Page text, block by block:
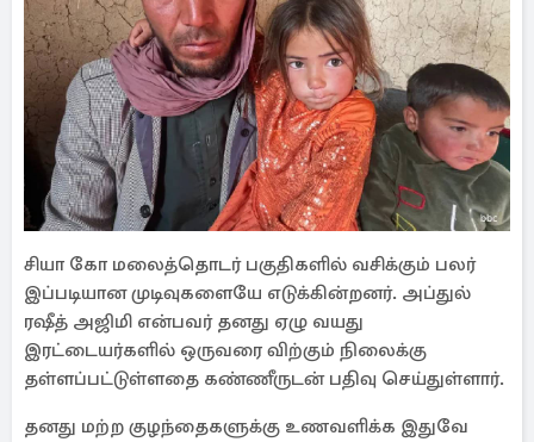
சியா கோ மலைத்தொடர் பகுதிகளில் வசிக்கும் பலர்
இப்படியான முடிவுகளையே எடுக்கின்றனர். அப்துல்
ரஷீத் அஜிமி என்பவர் தனது ஏழு வயது
இரட்டையர்களில் ஒருவரை விற்கும் நிலைக்கு
தள்ளப்பட்டுள்ளதை கண்ணீருடன் பதிவு செய்துள்ளார்.
தனது மற்ற குழந்தைகளுக்கு உணவளிக்க இதுவே